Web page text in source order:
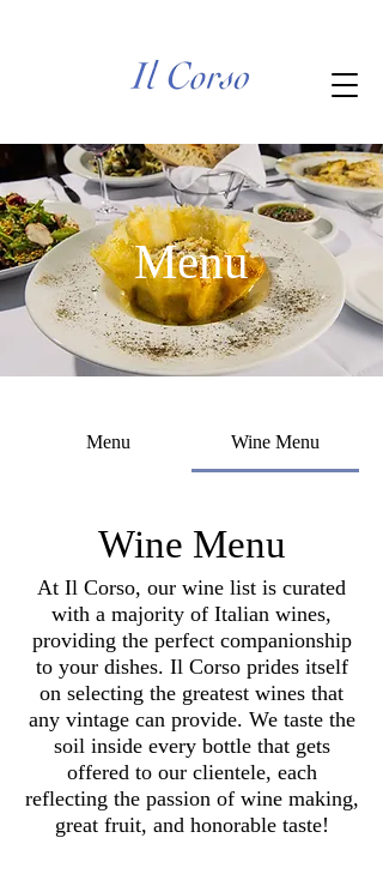
Menu
Menu Wine Menu
Wine Menu
At Il Corso, our wine list is curated
with a majority of Italian wines,
providing the perfect companionship
to your dishes. Il Corso prides itself
on selecting the greatest wines that
any vintage can provide. We taste the
soil inside every bottle that gets
offered to our clientele, each
reflecting the passion of wine making,
great fruit, and honorable taste!